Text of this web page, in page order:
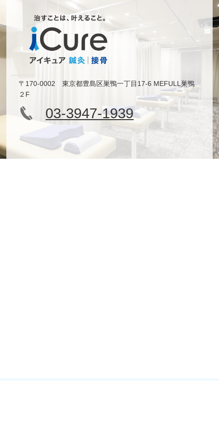
〒170-0002 東京都豊島区巣鴨一丁目17-6 MEFULL巣鴨
２F
03-3947-1939